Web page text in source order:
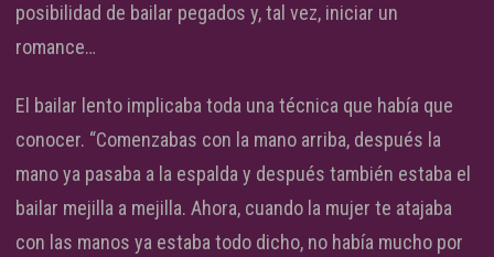
posibilidad de bailar pegados y, tal vez, iniciar un
romance…
El bailar lento implicaba toda una técnica que había que
conocer. “Comenzabas con la mano arriba, después la
mano ya pasaba a la espalda y después también estaba el
bailar mejilla a mejilla. Ahora, cuando la mujer te atajaba
con las manos ya estaba todo dicho, no había mucho por